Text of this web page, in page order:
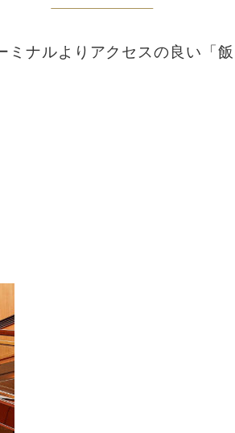
ミナルより アクセスの良い「